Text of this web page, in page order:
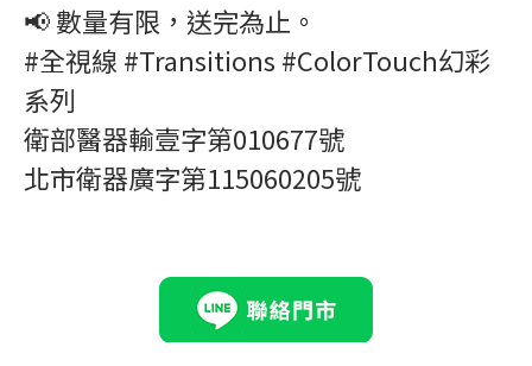
📢 數量有限，送完為止。
#全視線 #Transitions #ColorTouch幻彩
系列
衛部醫器輸壹字第010677號
北市衛器廣字第115060205號